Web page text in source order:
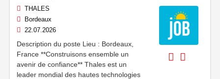
THALES
Bordeaux
22.07.2026
Description du poste Lieu : Bordeaux,
France **Construisons ensemble un
avenir de confiance** Thales est un
leader mondial des hautes technologies